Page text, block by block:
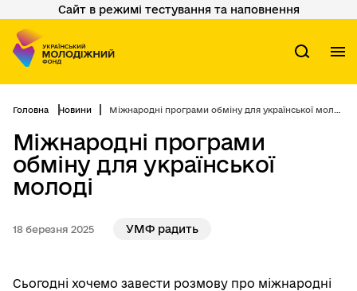
Перейти
до
основного
вмісту
Сайт в режимі тестування та наповнення
Пошук
Головна Новини Міжнародні програми обміну для української молоді
Міжнародні програми
обміну для української
молоді
18 березня 2025 УМФ радить
Сьогодні хочемо завести розмову про міжнародні